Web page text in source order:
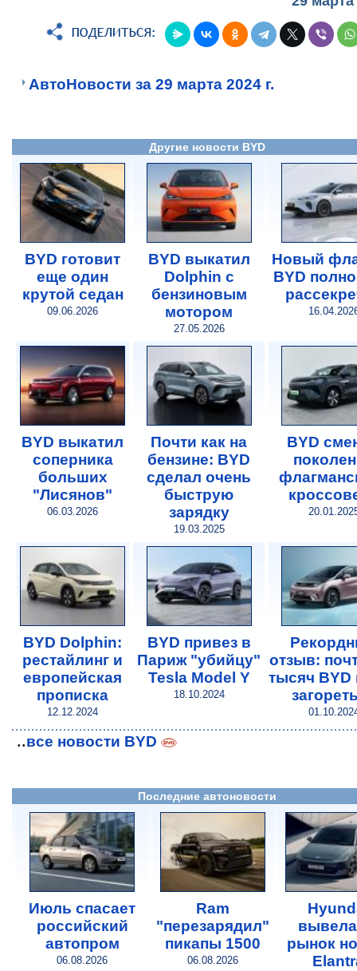
АвтоНовости за 29 марта 2024 г.
Другие новости BYD
BYD готовит
еще один
крутой седан
09.06.2026
BYD выкатил
Dolphin с
бензиновым
мотором
27.05.2026
Новый
BYD
BYD выкатил
соперника
больших
"Лисянов"
06.03.2026
Почти как на
бензине: BYD
сделал очень
быструю
зарядку
19.03.2025
BYD
BYD Dolphin:
рестайлинг и
европейская
прописка
12.12.2024
BYD привез в
Париж "убийцу"
Tesla Model Y
18.10.2024
отзыв:
тысяч BYD
..все новости BYD
Последние автоновости
Июль спасает
российский
автопром
06.08.2026
Ram
"перезарядил"
пикапы 1500
06.08.2026
рынок